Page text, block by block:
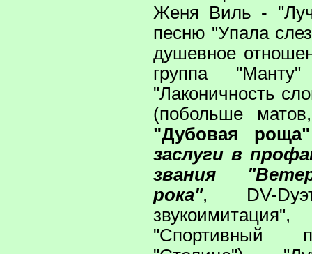
Женя Виль -
песню "Упала
душевное
группа
"Лаконичность
(побольше
"Дубовая
заслуги в
звания
рока", DV-
"Спортивный